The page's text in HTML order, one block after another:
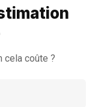
cela coûte ?